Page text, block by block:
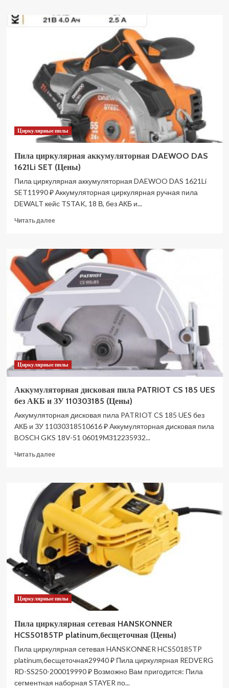
Пила
циркулярная
(TYPE
EM)
2х4
Ач,
ЗУ
А
DCMY140S(TYPE
(Цены)
Циркулярные пилы
Пила циркулярная аккумуляторная DAEWOO DAS
1621Li SET (Цены)
Пила циркулярная аккумуляторная DAEWOO DAS 1621Li
SET11990 ₽ Аккумуляторная циркулярная ручная пила
DEWALT кейс TSTAK, 18 В, без АКБ и...
Читать далееПрочитать
Пила
циркулярная
аккумуляторная
DAEWOO
DAS
1621Li
(Цены)
Циркулярные пилы
Аккумуляторная дисковая пила PATRIOT CS 185 UES
без АКБ и ЗУ 110303185 (Цены)
Аккумуляторная дисковая пила PATRIOT CS 185 UES без
АКБ и ЗУ 11030318510616 ₽ Аккумуляторная дисковая пила
BOSCH GKS 18V-51 06019M312235932...
Читать далееПрочитать
Аккумуляторная
дисковая
пила
PATRIOT
185
UES
без
АКБ
ЗУ
110303185
(Цены)
Циркулярные пилы
Пила циркулярная сетевая HANSKONNER
HCS50185TP platinum,бесщеточная (Цены)
Пила циркулярная сетевая HANSKONNER HCS50185TP
platinum,бесщеточная29940 ₽ Пила циркулярная REDVERG
RD-SS250-200019990 ₽ Возможно Вам пригодится: Пила
сегментная наборная STAYER по...